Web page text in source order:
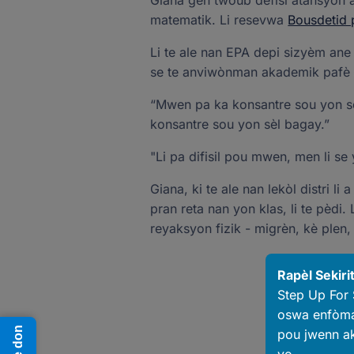
matematik. Li resevwa Bousdetid
Li te ale nan EPA depi sizyèm
se te anviwònman akademik pafè
“Mwen pa ka konsantre sou yon
konsantre sou yon sèl bagay.”
"Li pa difisil pou mwen, men li se
Giana, ki te ale nan lekòl distri li
pran reta nan yon klas, li te pèdi.
reyaksyon fizik - migrèn, kè
Rapèl
Step Up For
oswa
pou jwenn